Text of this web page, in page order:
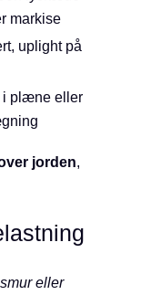
markise
uplight på
i plæne eller
jorden,
eller